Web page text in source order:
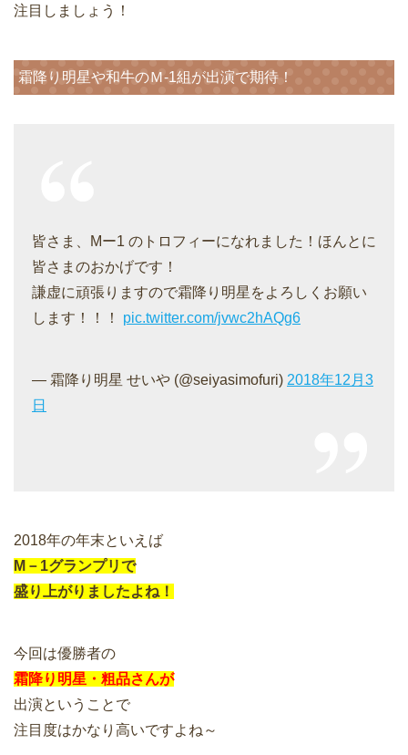
注目しましょう！
霜降り明星や和牛のＭ-1組が出演で期待！
皆さま、Mー1 のトロフィーになれました！ほんとに
皆さまのおかげです！
謙虚に頑張りますので霜降り明星をよろしくお願い
します！！！ pic.twitter.com/jvwc2hAQg6
— 霜降り明星 せいや (@seiyasimofuri) 2018年12月3
日
2018年の年末といえば
M－1グランプリで
盛り上がりましたよね！
今回は優勝者の
霜降り明星・粗品さんが
出演ということで
注目度はかなり高いですよね～